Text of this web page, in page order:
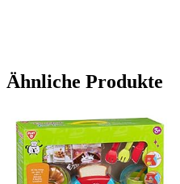
Ähnliche Produkte